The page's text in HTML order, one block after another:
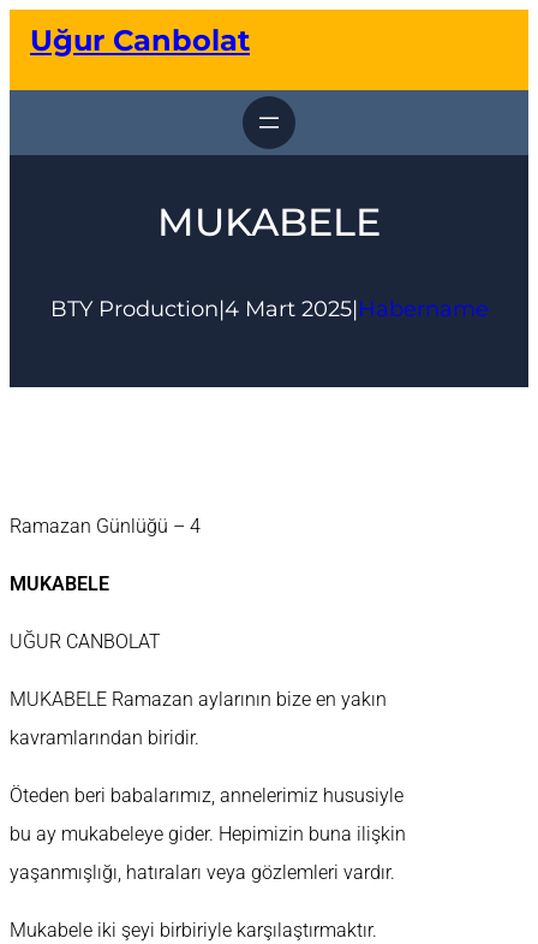
geçUğur Canbolat
MUKABELE
BTY Production|4 Mart 2025|Habername
Ramazan Günlüğü – 4
MUKABELE
UĞUR CANBOLAT
MUKABELE Ramazan aylarının bize en yakın
kavramlarından biridir.
Öteden beri babalarımız, annelerimiz hususiyle
bu ay mukabeleye gider. Hepimizin buna ilişkin
yaşanmışlığı, hatıraları veya gözlemleri vardır.
Mukabele iki şeyi birbiriyle karşılaştırmaktır.